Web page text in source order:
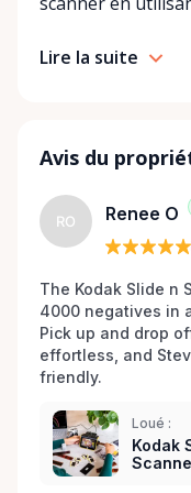
and expand our
photography and
service—we're
visual content
your rental
craft with the best
Lire la suite
Avis du
RO Renee O
The Kodak Slide n
4000 negatives in
Pick up and drop
effortless, and
friendly.
Loué :
Kodak